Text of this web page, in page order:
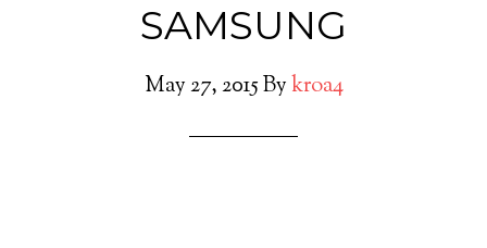
SAMSUNG
May 27, 2015Bykroa4